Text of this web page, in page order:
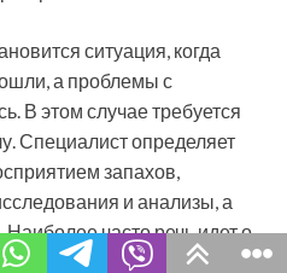
ситуация, когда
а проблемы с
В этом случае требуется
Специалист определяет
запахов,
и анализы, а
Наиболее часто речь идет о